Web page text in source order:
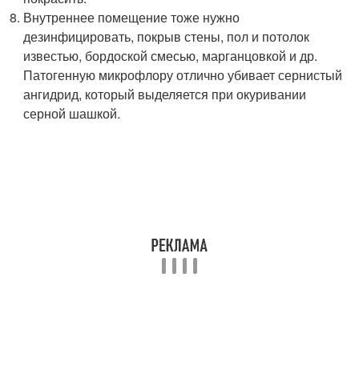
Внутреннее помещение тоже нужно
дезинфицировать, покрыв стены, пол и потолок
известью, бордоской смесью, марганцовкой и др.
Патогенную микрофлору отлично убивает сернистый
ангидрид, который выделяется при окуривании
серной шашкой.